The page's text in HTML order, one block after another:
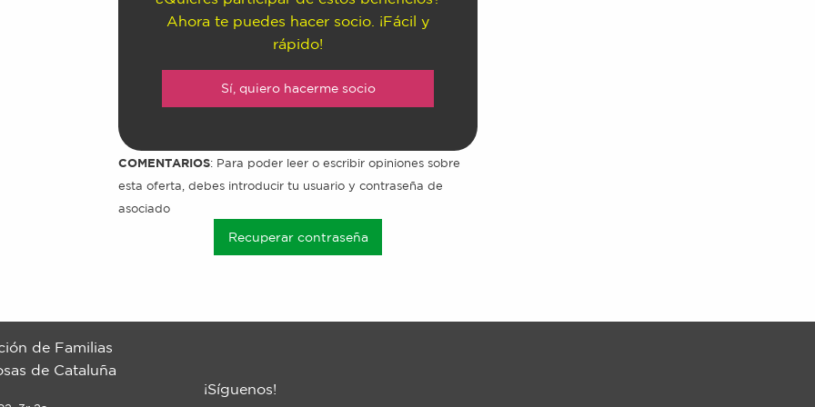
Ahora te puedes hacer socio. ¡Fácil y
rápido!
Sí, quiero hacerme socio
COMENTARIOS: Para poder leer o escribir opiniones sobre
esta oferta, debes introducir tu usuario y contraseña de
asociado
Recuperar contraseña
de Familias
de Cataluña
¡Síguenos!